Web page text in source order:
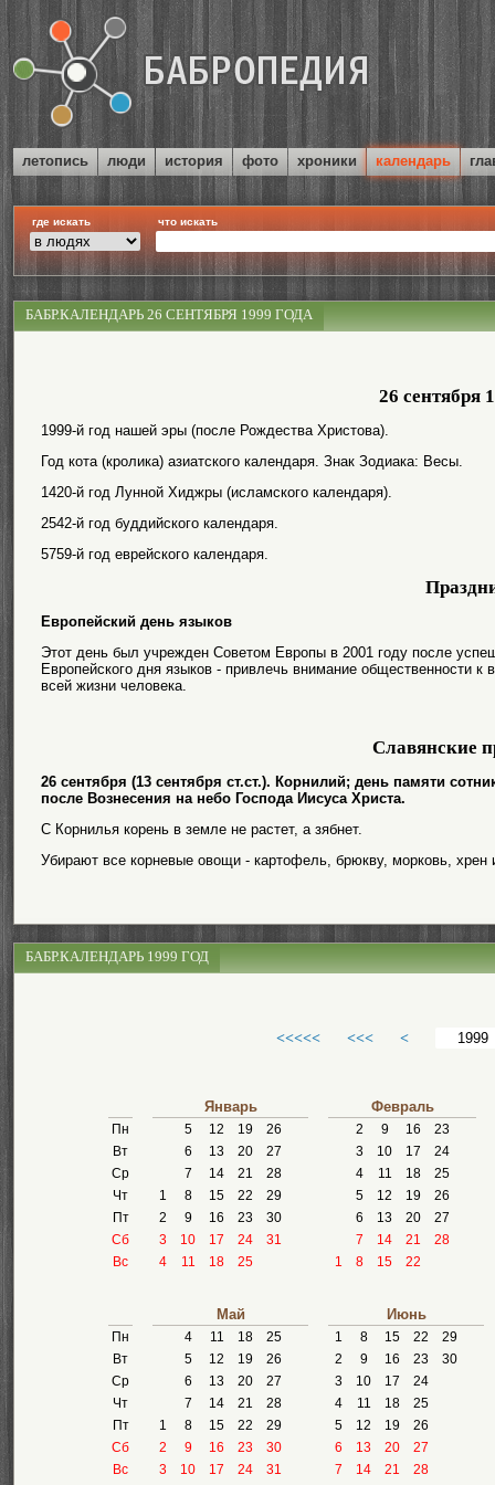
летопись люди история фото хроники календарь
где искать что искать
БАБР.КАЛЕНДАРЬ 26 СЕНТЯБРЯ 1999 ГОДА
26 сентября
1999-й год нашей эры (после Рождества Христова).
Год кота (кролика) азиатского календаря. Знак Зодиака: Весы.
1420-й год Лунной Хиджры (исламского календаря).
2542-й год буддийского календаря.
5759-й год еврейского календаря.
Европейский день языков
Этот день был учрежден Советом Европы в 2001 году после
Европейского дня языков - привлечь внимание общественности
всей жизни человека.
Славянские
26 сентября (13 сентября ст.ст.). Корнилий; день памяти
после Вознесения на небо Господа Иисуса Христа.
С Корнилья корень в земле не растет, а зябнет.
Убирают все корневые овощи - картофель, брюкву, морковь, хрен
БАБР.КАЛЕНДАРЬ 1999 ГОД
<<<<< <<< <
Пн
Вт
Ср
Чт
Пт
Сб
Вс
Январь
5 12 19
26
6
13 20
27
7
14 21
28
1
8 15 22
29
2
9 16 23
30
3
10 17 24
31
4
11 18 25
Февраль
2 9 16
23
3
10 17
24
4
11 18
25
5
12 19
26
6
13 20
27
7
14 21
28
1
8 15 22
Пн
Вт
Ср
Чт
Пт
Сб
Вс
Май
4 11 18
25
5
12 19
26
6
13 20
27
7
14 21
28
1
8 15 22
29
2
9 16 23
30
3
10 17 24 31
Июнь
1 8 15 22
29
2
9 16 23
30
3
10 17
24
4
11 18
25
5
12 19
26
6
13 20
27
7
14 21 28